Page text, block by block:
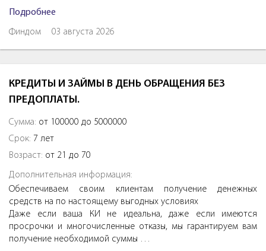
Подробнее
Финдом 03 августа 2026
КРЕДИТЫ И ЗАЙМЫ В ДЕНЬ ОБРАЩЕНИЯ БЕЗ
ПРЕДОПЛАТЫ.
Сумма: от 100000 до 5000000
Срок: 7 лет
Возраст: от 21 до 70
Дополнительная информация:
Обеспечиваем своим клиентам получение денежных
средств на по настоящему выгодных условиях
Даже если ваша КИ не идеальна, даже если имеются
просрочки и многочисленные отказы, мы гарантируем вам
получение необходимой суммы …